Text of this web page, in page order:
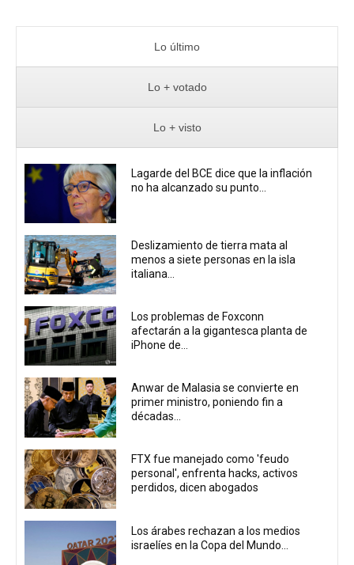
Lo último
Lo + votado
Lo + visto
Lagarde del BCE dice que la inflación
no ha alcanzado su punto...
Deslizamiento de tierra mata al
menos a siete personas en la isla
italiana...
Los problemas de Foxconn
afectarán a la gigantesca planta de
iPhone de...
Anwar de Malasia se convierte en
primer ministro, poniendo fin a
décadas...
FTX fue manejado como 'feudo
personal', enfrenta hacks, activos
perdidos, dicen abogados
Los árabes rechazan a los medios
israelíes en la Copa del Mundo...